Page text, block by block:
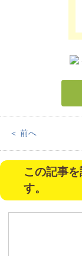
＜ 前へ
この記事
す。